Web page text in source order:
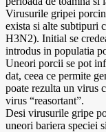
Virusurile gripei
exista si alte subtipuri
H3N2). Initial se
introdus in populatia
Uneori porcii se pot
dat, ceea ce permite
poate rezulta un virus
virus “reasortant”.
Desi virusurile gripe
uneori bariera speciei